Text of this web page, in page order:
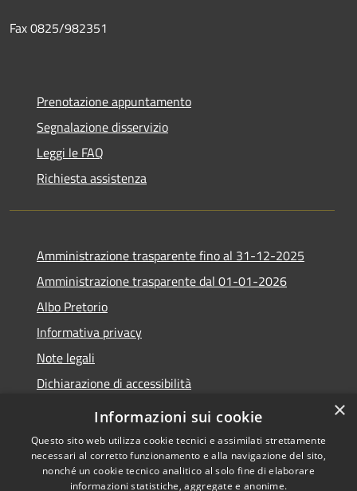
Fax 0825/982351
Prenotazione appuntamento
Segnalazione disservizio
Leggi le FAQ
Richiesta assistenza
Amministrazione trasparente fino al 31-12-2025
Amministrazione trasparente dal 01-01-2026
Albo Pretorio
Informativa privacy
Note legali
Dichiarazione di accessibilità
RSS
Accessibilità
Copyright © 2026 • Comune di
Lapio • Powered by
×
Informazioni sui cookie
Questo sito web utilizza cookie tecnici e assimilati strettamente
necessari al corretto funzionamento e alla navigazione del sito,
nonché un cookie tecnico analitico al solo fine di elaborare
informazioni statistiche, aggregate e anonime.